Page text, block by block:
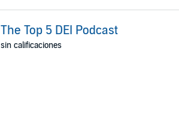
The Top 5 DEI Podcast
sin calificaciones